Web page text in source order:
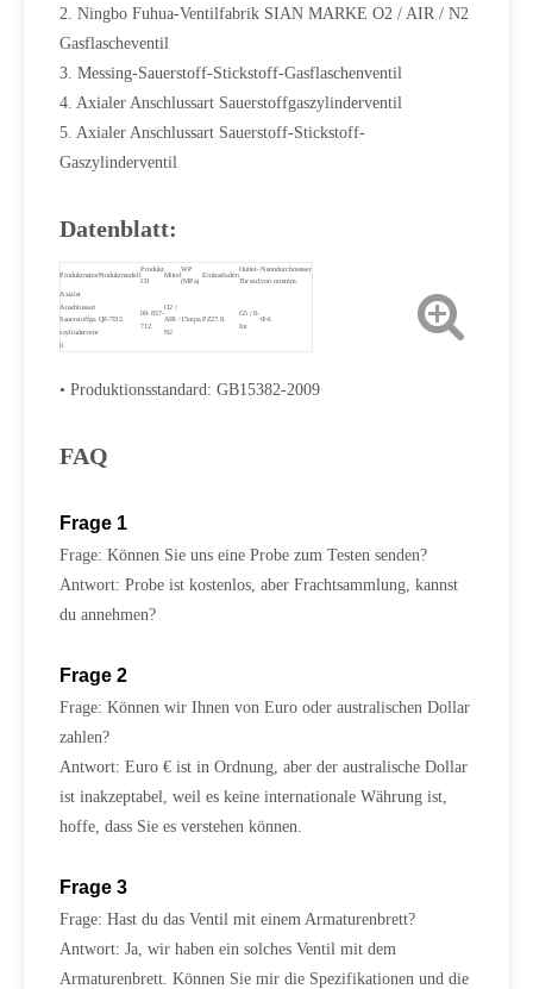
2. Ningbo Fuhua-Ventilfabrik SIAN MARKE O2 / AIR / N2
Gasflascheventil
3. Messing-Sauerstoff-Stickstoff-Gasflaschenventil
4. Axialer Anschlussart Sauerstoffgaszylinderventil
5. Axialer Anschlussart Sauerstoff-Stickstoff-
Gaszylinderventil
Datenblatt:
ProduktnameProduktmodell
Produkt
ID
Mittel
WP
(MPa)
Einlassfaden
Outlet-
Thread.
Nenndurchmesser
von mmmm.
Axialer
Anschlussart
Sauerstoffga
szylindervent
il
QF-7D2.
08-857-
712.
O2 /
AIR /
N2
15mpa. PZ27.8.
G5 / 8-
Int
Φ4.
• Produktionsstandard: GB15382-2009
FAQ
Frage 1
Frage: Können Sie uns eine Probe zum Testen senden?
Antwort: Probe ist kostenlos, aber Frachtsammlung, kannst
du annehmen?
Frage 2
Frage: Können wir Ihnen von Euro oder australischen Dollar
zahlen?
Antwort: Euro € ist in Ordnung, aber der australische Dollar
ist inakzeptabel, weil es keine internationale Währung ist,
hoffe, dass Sie es verstehen können.
Frage 3
Frage: Hast du das Ventil mit einem Armaturenbrett?
Antwort: Ja, wir haben ein solches Ventil mit dem
Armaturenbrett. Können Sie mir die Spezifikationen und die